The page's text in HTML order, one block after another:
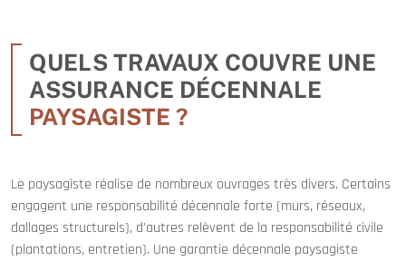
QUELS TRAVAUX COUVRE UNE
ASSURANCE DÉCENNALE
PAYSAGISTE ?
Le paysagiste réalise de nombreux ouvrages très divers. Certains
engagent une responsabilité décennale forte (murs, réseaux,
dallages structurels), d'autres relèvent de la responsabilité civile
(plantations, entretien). Une garantie décennale paysagiste